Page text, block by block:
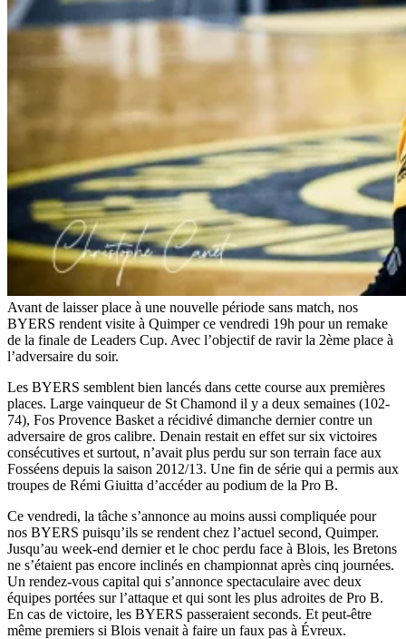
Avant de laisser place à une nouvelle période sans match, nos
BYERS rendent visite à Quimper ce vendredi 19h pour un remake
de la finale de Leaders Cup. Avec l’objectif de ravir la 2ème place à
l’adversaire du soir.
Les BYERS semblent bien lancés dans cette course aux premières
places. Large vainqueur de St Chamond il y a deux semaines (102-
74), Fos Provence Basket a récidivé dimanche dernier contre un
adversaire de gros calibre. Denain restait en effet sur six victoires
consécutives et surtout, n’avait plus perdu sur son terrain face aux
Fosséens depuis la saison 2012/13. Une fin de série qui a permis aux
troupes de Rémi Giuitta d’accéder au podium de la Pro B.
Ce vendredi, la tâche s’annonce au moins aussi compliquée pour
nos BYERS puisqu’ils se rendent chez l’actuel second, Quimper.
Jusqu’au week-end dernier et le choc perdu face à Blois, les Bretons
ne s’étaient pas encore inclinés en championnat après cinq journées.
Un rendez-vous capital qui s’annonce spectaculaire avec deux
équipes portées sur l’attaque et qui sont les plus adroites de Pro B.
En cas de victoire, les BYERS passeraient seconds. Et peut-être
même premiers si Blois venait à faire un faux pas à Évreux.